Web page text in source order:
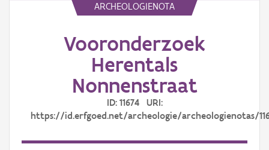
ARCHEOLOGIENOTA
Vooronderzoek
Herentals
Nonnenstraat
ID: 11674 URI:
https://id.erfgoed.net/archeologie/archeologienotas/